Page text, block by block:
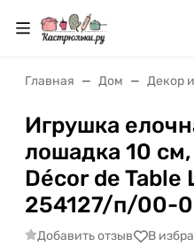
Главная Дом Декор
Игрушка
лошадка 10
Décor de
254127/п/00-
Добавить отзыв В